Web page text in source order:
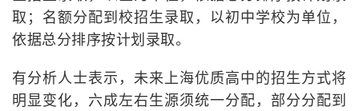
取；名额分配到校招生录取，以初中学校为单位，
依据总分排序按计划录取。
有分析人士表示，未来上海优质高中的招生方式将
明显变化，六成左右生源须统一分配，部分分配到